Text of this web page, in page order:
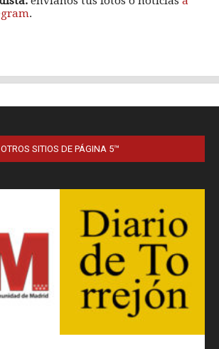
OTROS SITIOS DE PÁGINA 5™